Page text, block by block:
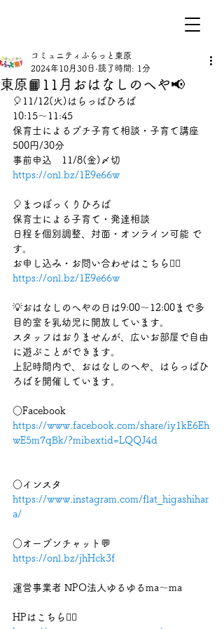
東原📙11月おはなしのへや📢
コミュニティふらっと東原
2024年10月30日 読了時間: 1分
🎈11/12(火)はらっぱひろば
10:15〜11:45
保育士によるプチ子育て相談・子育て講座
500円/30分
事前申込　11/8(金)〆切
https://onl.bz/1E9e66w
🎈まつぼっくりひろば
保育士による子育て・発達相談
日程を個別調整、対面・オンライン可能 で
す。
お申し込み・お問い合わせはこちら💁‍♀️
https://onl.bz/1E9e66w
💡おはなしのへやの日は9:00〜12:00まで多
目的室を乳幼児に開放しています。
スタッフはおりませんが、広いお部屋で自由
に遊ぶことができます。
上記時間内で、おはなしのへや、はらっぱひ
ろばを開催しています。
○Facebook
https://www.facebook.com/share/iy1kE6Eh
wE5m7qBk/?mibextid=LQQJ4d
○インスタ
https://www.instagram.com/flat_higashihar
a/
○オープンチャット💬
https://onl.bz/jhHck3f
運営事業者 NPO法人ゆるゆるma〜ma
HPはこちら💁‍♀️